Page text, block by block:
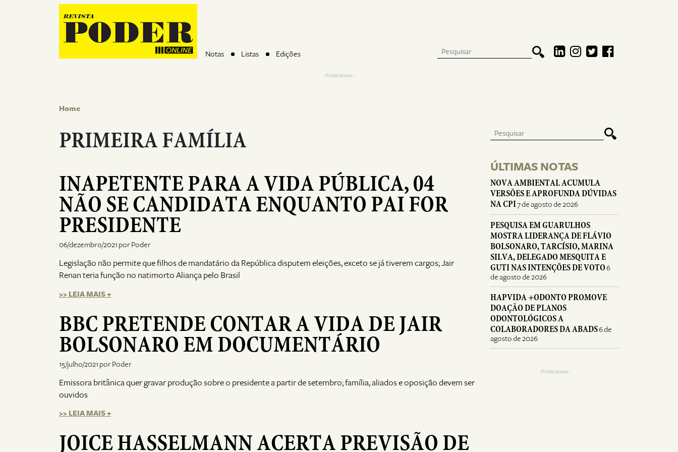
Notas Listas Edições
-Publicidade-
Home
PRIMEIRA FAMÍLIA
INAPETENTE PARA A VIDA PÚBLICA, 04
NÃO SE CANDIDATA ENQUANTO PAI FOR
PRESIDENTE
06/dezembro/2021 por Poder
Legislação não permite que filhos de mandatário da República disputem eleições, exceto se já tiverem cargos; Jair
Renan teria função no natimorto Aliança pelo Brasil
>> LEIA MAIS +
BBC PRETENDE CONTAR A VIDA DE JAIR
BOLSONARO EM DOCUMENTÁRIO
15/julho/2021 por Poder
Emissora britânica quer gravar produção sobre o presidente a partir de setembro; família, aliados e oposição devem ser
ouvidos
>> LEIA MAIS +
JOICE HASSELMANN ACERTA PREVISÃO DE
ÚLTIMAS NOTAS
NOVA AMBIENTAL ACUMULA
VERSÕES E APROFUNDA DÚVIDAS
NA CPI7 de agosto de 2026
PESQUISA EM GUARULHOS
MOSTRA LIDERANÇA DE FLÁVIO
BOLSONARO, TARCÍSIO, MARINA
SILVA, DELEGADO MESQUITA E
GUTI NAS INTENÇÕES DE VOTO6
de agosto de 2026
HAPVIDA +ODONTO PROMOVE
DOAÇÃO DE PLANOS
ODONTOLÓGICOS A
COLABORADORES DA ABADS6 de
agosto de 2026
-Publicidade-